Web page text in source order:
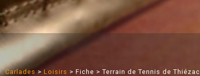
Carlades > Loisirs > Fiche > Terrain de Tennis de Thiézac